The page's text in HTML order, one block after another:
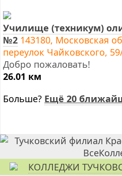
Училище (техникум)
№2 143180, Московская
переулок Чайковского,
Добро пожаловать!
26.01 км
Больше? Ещё 20
КОЛЛЕДЖИ